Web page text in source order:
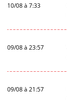
10/08 à 7:33
09/08 à 23:57
09/08 à 21:57